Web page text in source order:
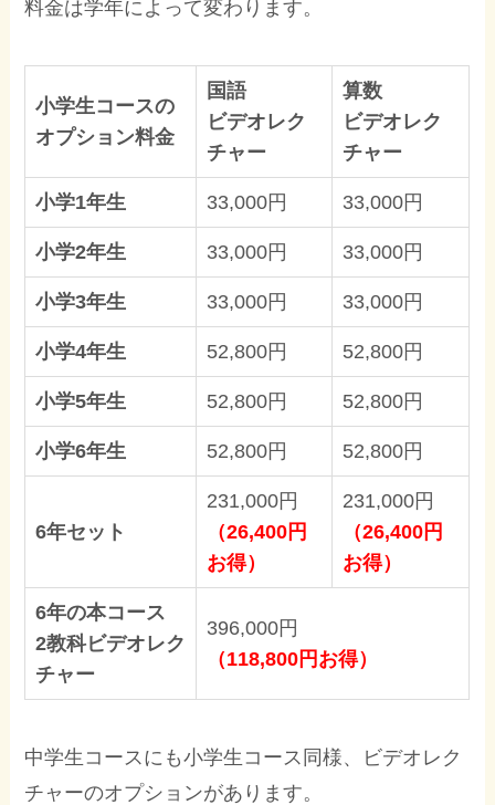
料金は学年によって変わります。
小学生コースの
オプション料金
国語
ビデオレク
チャー
算数
ビデオレク
チャー
小学1年生 33,000円 33,000円
小学2年生 33,000円 33,000円
小学3年生 33,000円 33,000円
小学4年生 52,800円 52,800円
小学5年生 52,800円 52,800円
小学6年生 52,800円 52,800円
6年セット
231,000円
（26,400円
お得）
231,000円
（26,400円
お得）
6年の本コース
2教科ビデオレク
チャー
396,000円
（118,800円お得）
中学生コースにも小学生コース同様、ビデオレク
チャーのオプションがあります。